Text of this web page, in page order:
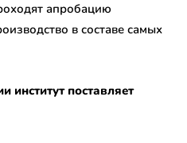
апробацию
в составе самых
институт поставляет